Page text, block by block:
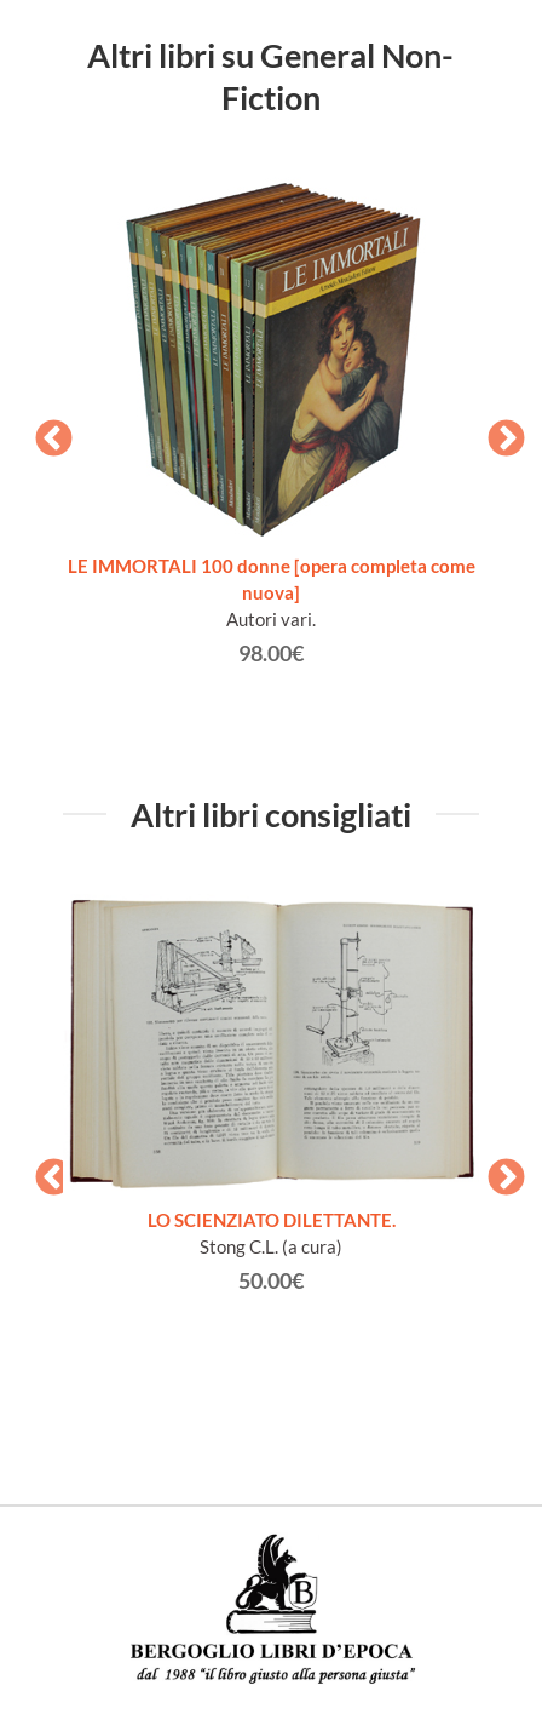
Altri libri su General Non-
Fiction
LE IMMORTALI 100 donne [opera completa come
nuova]
Autori vari.
98.00€
Altri libri consigliati
LO SCIENZIATO DILETTANTE.
Stong C.L. (a cura)
50.00€